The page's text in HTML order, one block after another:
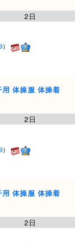
2日
）
体操服 体操着
2日
）
体操服 体操着
2日